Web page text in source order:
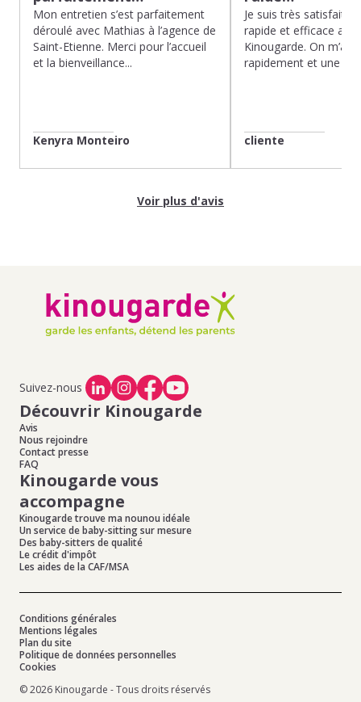
Mon entretien s’est parfaitement
déroulé avec Mathias à l’agence de
Saint-Etienne. Merci pour l’accueil
et la bienveillance...
Kenyra Monteiro
Je suis très satisfaite
rapide et efficace
Kinougarde. On m’a
rapidement et une
cliente
Voir plus d'avis
Suivez-nous
Découvrir Kinougarde
Avis
Nous rejoindre
Contact presse
FAQ
Kinougarde vous
accompagne
Kinougarde trouve ma nounou idéale
Un service de baby-sitting sur mesure
Des baby-sitters de qualité
Le crédit d'impôt
Les aides de la CAF/MSA
Conditions générales
Mentions légales
Plan du site
Politique de données personnelles
Cookies
© 2026 Kinougarde - Tous droits réservés